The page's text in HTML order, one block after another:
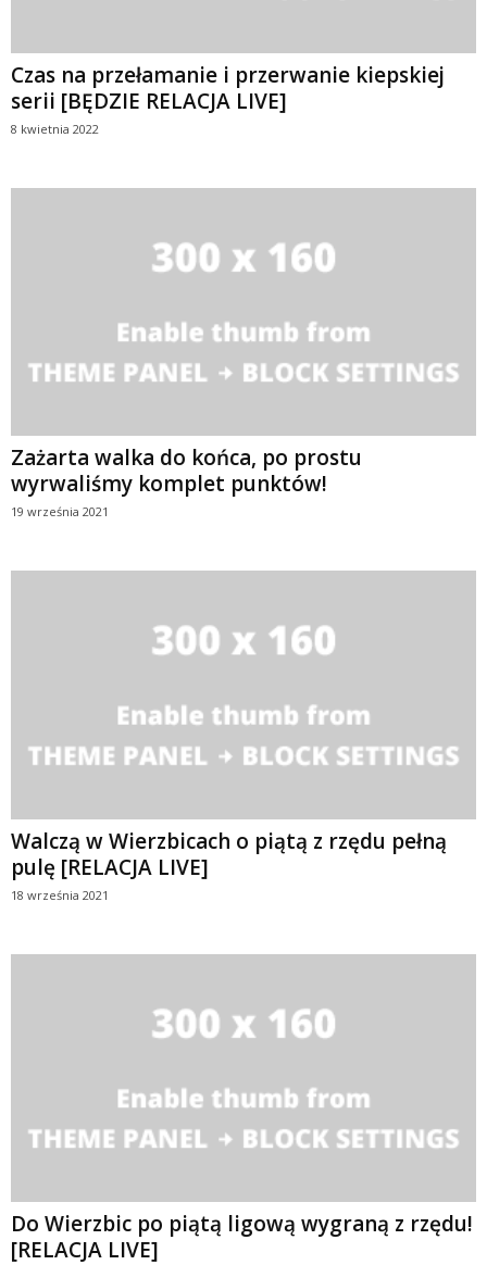
Czas na przełamanie i przerwanie kiepskiej
serii [BĘDZIE RELACJA LIVE]
8 kwietnia 2022
Zażarta walka do końca, po prostu
wyrwaliśmy komplet punktów!
19 września 2021
Walczą w Wierzbicach o piątą z rzędu pełną
pulę [RELACJA LIVE]
18 września 2021
Do Wierzbic po piątą ligową wygraną z rzędu!
[RELACJA LIVE]